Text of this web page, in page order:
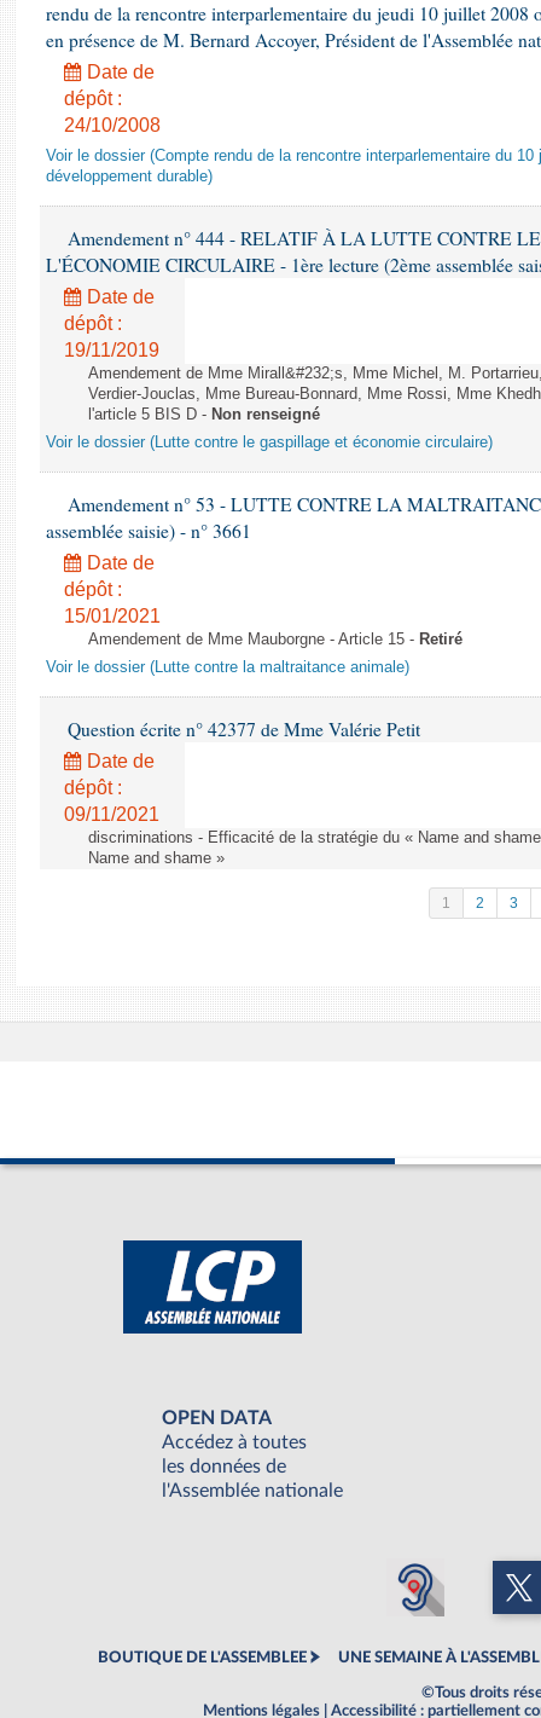
rendu de la rencontre interparlementaire du jeudi 10 juillet 2008
en présence de M. Bernard Accoyer, Président de l'Assemblée
Date de
dépôt :
24/10/2008
Voir le dossier (Compte rendu de la rencontre interparlementaire du
développement durable)
Amendement n° 444 - RELATIF À LA LUTTE CONTRE
L'ÉCONOMIE CIRCULAIRE - 1ère lecture (2ème assemblée
Date de
dépôt :
19/11/2019
Amendement de Mme Mirall&#232;s, Mme Michel, M.
Verdier-Jouclas, Mme Bureau-Bonnard, Mme Rossi, Mme
l'article 5 BIS D - Non renseigné
Voir le dossier (Lutte contre le gaspillage et économie circulaire)
Amendement n° 53 - LUTTE CONTRE LA
assemblée saisie) - n° 3661
Date de
dépôt :
15/01/2021
Amendement de Mme Mauborgne - Article 15 - Retiré
Voir le dossier (Lutte contre la maltraitance animale)
Question écrite n° 42377 de Mme Valérie Petit
Date de
dépôt :
09/11/2021
discriminations - Efficacité de la stratégie du « Name and
Name and shame »
1 2 3
OPEN DATA
Accédez à toutes
les données de
l'Assemblée nationale
BOUTIQUE DE L'ASSEMBLEE UNE SEMAINE À
©Tous droits
Mentions légales
Accessibilité : partiellement